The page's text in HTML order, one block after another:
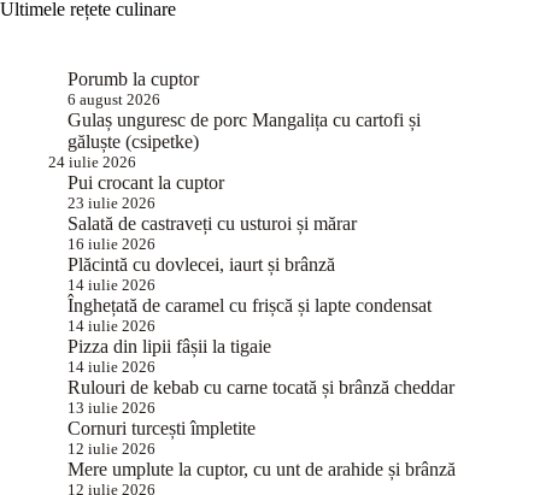
Ultimele rețete culinare
Porumb la cuptor
6 august 2026
Gulaș unguresc de porc Mangalița cu cartofi și
găluște (csipetke)
24 iulie 2026
Pui crocant la cuptor
23 iulie 2026
Salată de castraveți cu usturoi și mărar
16 iulie 2026
Plăcintă cu dovlecei, iaurt și brânză
14 iulie 2026
Înghețată de caramel cu frișcă și lapte condensat
14 iulie 2026
Pizza din lipii fâșii la tigaie
14 iulie 2026
Rulouri de kebab cu carne tocată și brânză cheddar
13 iulie 2026
Cornuri turcești împletite
12 iulie 2026
Mere umplute la cuptor, cu unt de arahide și brânză
12 iulie 2026